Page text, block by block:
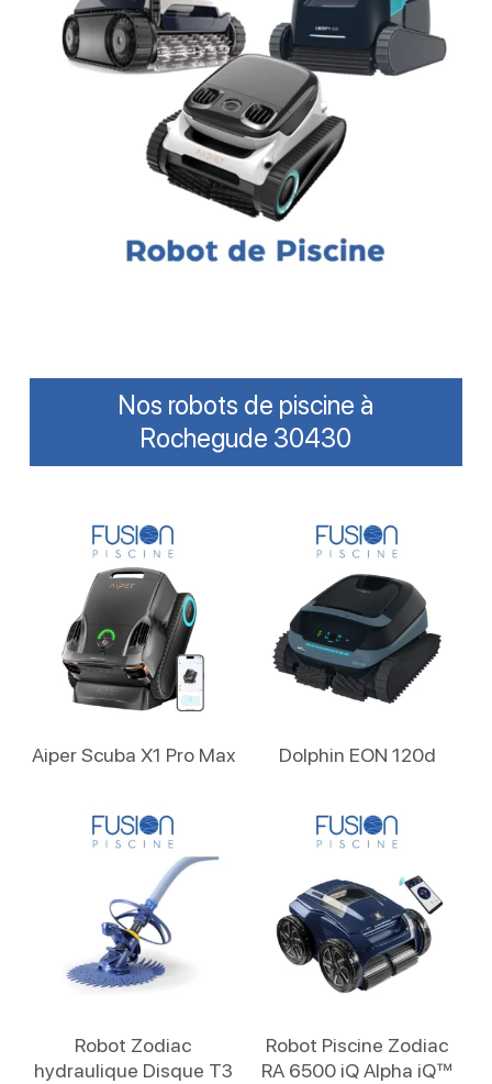
Nos robots de piscine à
Rochegude 30430
Aiper Scuba X1 Pro Max Dolphin EON 120d
Robot Zodiac
hydraulique Disque T3
Robot Piscine Zodiac
RA 6500 iQ Alpha iQ™